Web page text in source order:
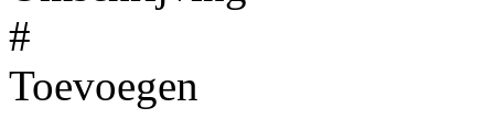
#
Toevoegen